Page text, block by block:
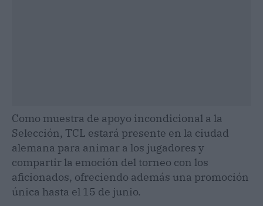
Como muestra de apoyo incondicional a la
Selección, TCL estará presente en la ciudad
alemana para animar a los jugadores y
compartir la emoción del torneo con los
aficionados, ofreciendo además una promoción
única hasta el 15 de junio.